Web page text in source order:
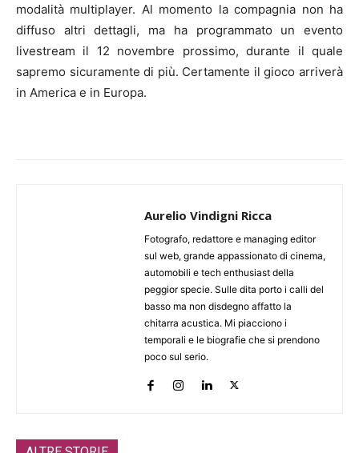
modalità multiplayer. Al momento la compagnia non ha
diffuso altri dettagli, ma ha programmato un evento
livestream il 12 novembre prossimo, durante il quale
sapremo sicuramente di più. Certamente il gioco arriverà
in America e in Europa.
Aurelio Vindigni Ricca
Fotografo, redattore e managing editor
sul web, grande appassionato di cinema,
automobili e tech enthusiast della
peggior specie. Sulle dita porto i calli del
basso ma non disdegno affatto la
chitarra acustica. Mi piacciono i
temporali e le biografie che si prendono
poco sul serio.